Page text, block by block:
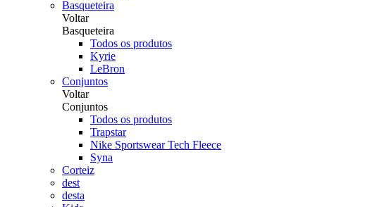
Basqueteira
Voltar
Basqueteira
Todos os produtos
Kyrie
LeBron
Conjuntos
Voltar
Conjuntos
Todos os produtos
Trapstar
Nike Sportswear Tech Fleece
Syna
Corteiz
dest
desta